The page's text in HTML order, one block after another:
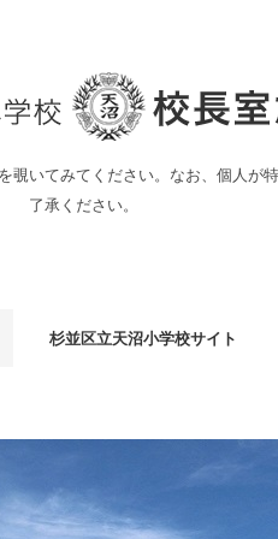
いてみてください。なお、個人が
了承ください。
杉並区立天沼小学校サイト